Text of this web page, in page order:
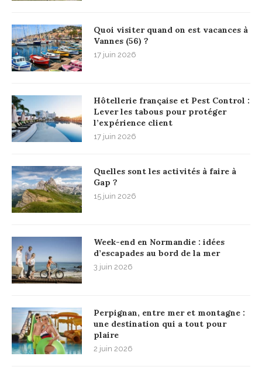
Quoi visiter quand on est vacances à
Vannes (56) ?
17 juin 2026
Hôtellerie française et Pest Control :
Lever les tabous pour protéger
l’expérience client
17 juin 2026
Quelles sont les activités à faire à
Gap ?
15 juin 2026
Week-end en Normandie : idées
d’escapades au bord de la mer
3 juin 2026
Perpignan, entre mer et montagne :
une destination qui a tout pour
plaire
2 juin 2026